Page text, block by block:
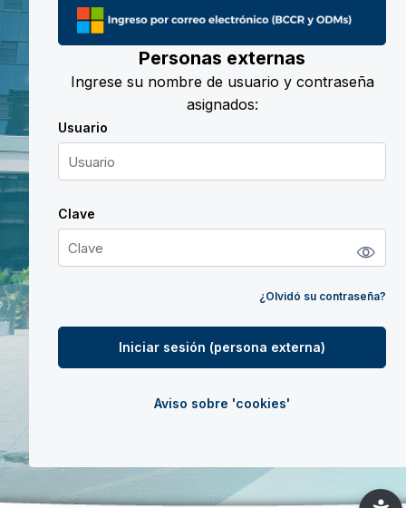
Personas externas
Ingrese su nombre de usuario y contraseña
asignados:
Usuario
Usuario
Clave
Clave
¿Olvidó su contraseña?
Iniciar sesión (persona externa)
Aviso sobre 'cookies'